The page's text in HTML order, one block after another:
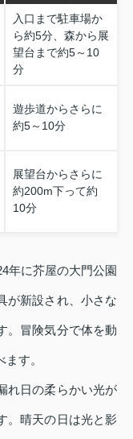
入口まで駐車場か
ら約5分、森から展
望台まで約5～10
分
遊歩道からさらに
約5～10分
展望台からさらに
約200m下って約
10分
年に芥屋の大門公園
が新設され、小さな
。冒険気分で体を動
す。
れ日の柔らかい光が
。晴天の日は光と影